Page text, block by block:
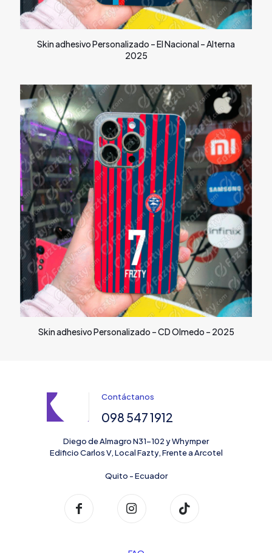
Skin adhesivo Personalizado – El Nacional – Alterna
2025
Skin adhesivo Personalizado – CD Olmedo – 2025
Contáctanos
098 547 1912
Diego de Almagro N31-102 y Whymper
Edificio Carlos V, Local Fazty, Frente a Arcotel
Quito - Ecuador